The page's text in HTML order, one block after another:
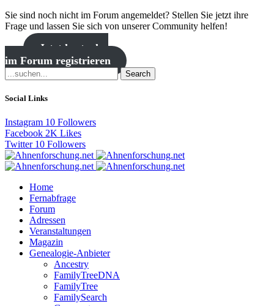
Sie sind noch nicht im Forum angemeldet? Stellen Sie jetzt ihre
Frage und lassen Sie sich von unserer Community helfen!
Jetzt kostenlos
im Forum registrieren
Search
Social Links
Instagram 10 Followers
Facebook 2K Likes
Twitter 10 Followers
Home
Fernabfrage
Forum
Adressen
Veranstaltungen
Magazin
Genealogie-Anbieter
Ancestry
FamilyTreeDNA
FamilyTree
FamilySearch